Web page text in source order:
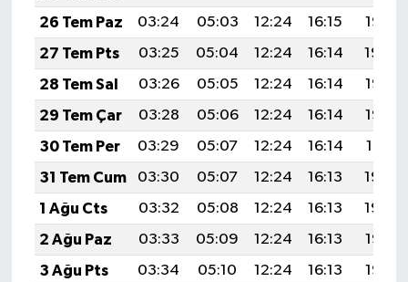
26 Tem Paz
03:24 05:03 12:24 16:15
19:35
27 Tem Pts
03:25 05:04 12:24 16:14
19:34
28 Tem Sal
03:26 05:05 12:24 16:14
19:33
29 Tem Çar
03:28 05:06 12:24 16:14
19:32
30 Tem Per
03:29 05:07 12:24 16:14
19:31
31 Tem Cum
03:30 05:07 12:24 16:13
19:30
1 Ağu Cts
03:32 05:08 12:24 16:13
19:29
2 Ağu Paz
03:33 05:09 12:24 16:13
19:28
3 Ağu Pts
03:34 05:10 12:24 16:13
19:27